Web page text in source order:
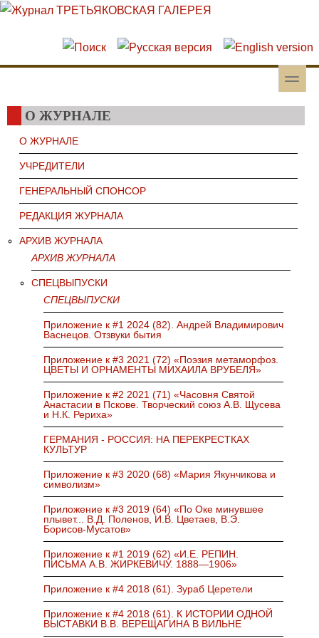
Перейти к основному содержанию
Skip to search
toggle
О ЖУРНАЛЕ
О ЖУРНАЛЕ
УЧРЕДИТЕЛИ
ГЕНЕРАЛЬНЫЙ СПОНСОР
РЕДАКЦИЯ ЖУРНАЛА
АРХИВ ЖУРНАЛА
АРХИВ ЖУРНАЛА
СПЕЦВЫПУСКИ
СПЕЦВЫПУСКИ
Приложение к #1 2024 (82). Андрей Владимирович
Васнецов. Отзвуки бытия
Приложение к #3 2021 (72) «Поэзия метаморфоз.
ЦВЕТЫ И ОРНАМЕНТЫ МИХАИЛА ВРУБЕЛЯ»
Приложение к #2 2021 (71) «Часовня Святой
Анастасии в Пскове. Творческий союз А.В. Щусева
и Н.К. Рериха»
ГЕРМАНИЯ - РОССИЯ: НА ПЕРЕКРЕСТКАХ
КУЛЬТУР
Приложение к #3 2020 (68) «Мария Якунчикова и
символизм»
Приложение к #3 2019 (64) «По Оке минувшее
плывет... В.Д. Поленов, И.В. Цветаев, В.Э.
Борисов-Мусатов»
Приложение к #1 2019 (62) «И.Е. РЕПИН.
ПИСЬМА А.В. ЖИРКЕВИЧУ. 1888—1906»
Приложение к #4 2018 (61). Зураб Церетели
Приложение к #4 2018 (61). К ИСТОРИИ ОДНОЙ
ВЫСТАВКИ В.В. ВЕРЕЩАГИНА В ВИЛЬНЕ